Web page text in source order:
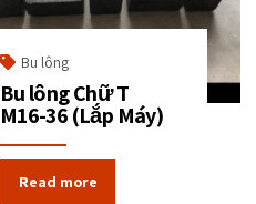
Bu lông
Bu lông Chữ T
M16-36 (Lắp Máy)
Read more